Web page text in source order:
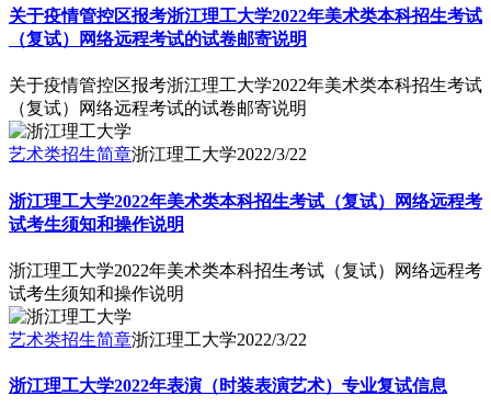
关于疫情管控区报考浙江理工大学2022年美术类本科招生考试
（复试）网络远程考试的试卷邮寄说明
关于疫情管控区报考浙江理工大学2022年美术类本科招生考试
（复试）网络远程考试的试卷邮寄说明
艺术类招生简章浙江理工大学2022/3/22
浙江理工大学2022年美术类本科招生考试（复试）网络远程考
试考生须知和操作说明
浙江理工大学2022年美术类本科招生考试（复试）网络远程考
试考生须知和操作说明
艺术类招生简章浙江理工大学2022/3/22
浙江理工大学2022年表演（时装表演艺术）专业复试信息